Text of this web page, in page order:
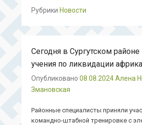
Рубрики Новости
Сегодня в Сургутском
учения по ликвидации
Опубликовано 08.08.2024Алена
Змановская
Районные специалисты приняли
командно-штабной тренировке с